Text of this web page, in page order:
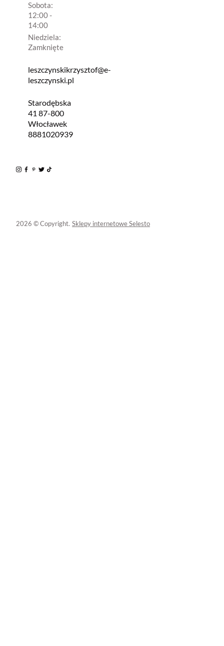
Sobota:
12:00 -
14:00
Niedziela:
Zamknięte
leszczynskikrzysztof@e-
leszczynski.pl
Starodębska
41 87-800
Włocławek
8881020939
2026 © Copyright. Sklepy internetowe Selesto